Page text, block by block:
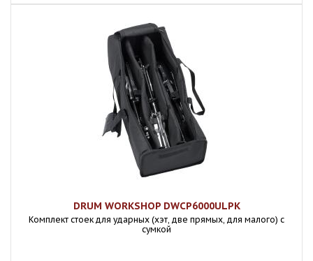
DRUM WORKSHOP DWCP6000ULPK
Комплект стоек для ударных (хэт, две прямых, для малого) с
сумкой